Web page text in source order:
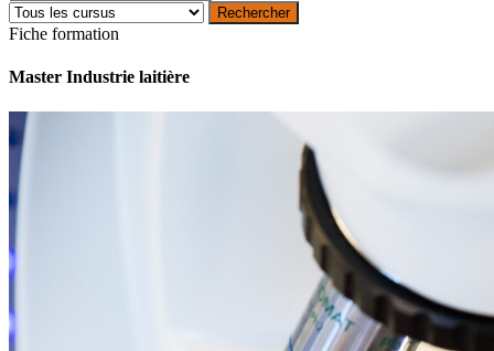
Fiche formation
Master Industrie laitière